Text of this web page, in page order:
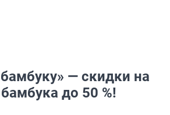
— скидки на
до 50 %!